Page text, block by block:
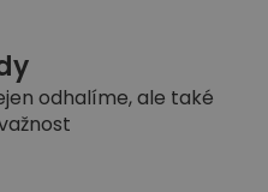
odhalíme, ale také